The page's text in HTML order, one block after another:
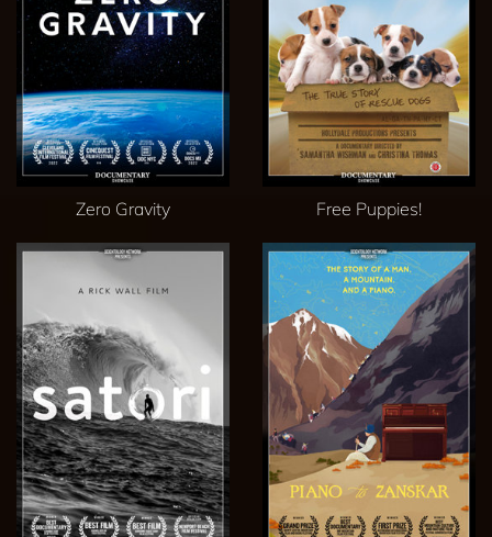
Zero Gravity Free Puppies!